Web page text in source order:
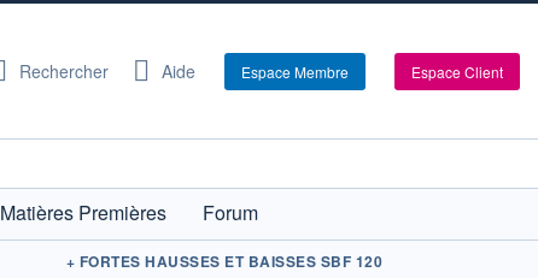
Rechercher Aide Espace Membre Espace Client
Matières Premières
Forum
+ FORTES HAUSSES ET BAISSES SBF 120